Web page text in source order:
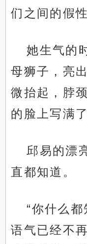
们之间的假
她生气的
母狮子，亮
微抬起，脖
的脸上写满
邱易的漂
直都知道。
“你什么都
语气已经不